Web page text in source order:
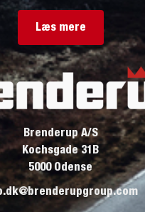
Læs mere
Brenderup A/S
Kochsgade 31B
5000 Odense